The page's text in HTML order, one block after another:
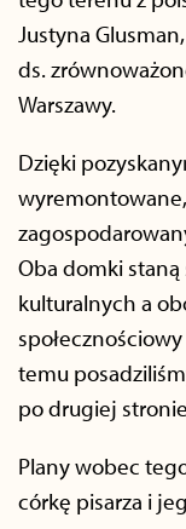
Justyna
ds.
Warszawy.
Dzięki
Oba domki
kulturalnych a
temu
po drugiej
Plany wobec
córkę pisarza i